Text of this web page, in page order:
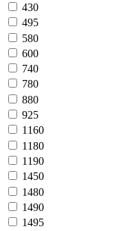
430
495
580
600
740
780
880
925
1160
1180
1190
1450
1480
1490
1495